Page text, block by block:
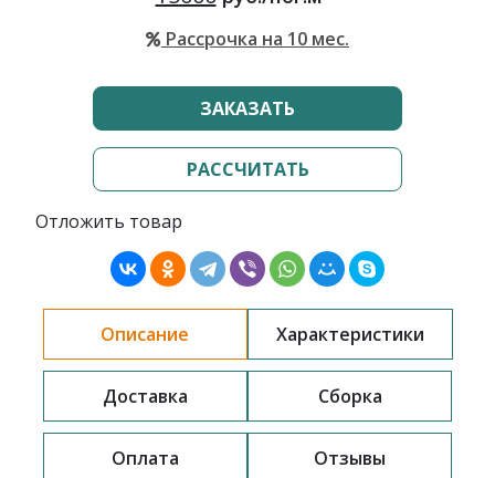
Рассрочка на 10 мес.
ЗАКАЗАТЬ
РАССЧИТАТЬ
Отложить товар
Описание Характеристики
Доставка Сборка
Оплата
Отзывы